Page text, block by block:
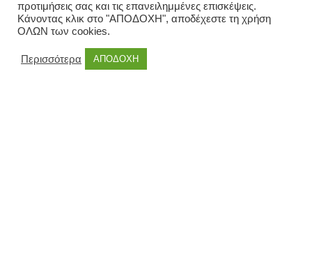
προτιμήσεις σας και τις επανειλημμένες επισκέψεις.
Κάνοντας κλικ στο "ΑΠΟΔΟΧΗ", αποδέχεστε τη χρήση
ΟΛΩΝ των cookies.
Περισσότερα ΑΠΟΔΟΧΗ